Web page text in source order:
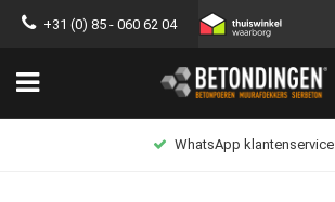
+31 (0) 85 - 060 62 04
WhatsApp klantenservice